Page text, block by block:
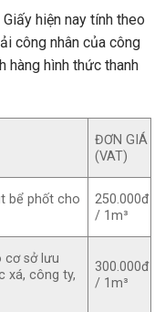
hiện nay tính theo
công nhân của công
hàng hình thức thanh
ĐƠN GIÁ
(VAT)
bể phốt cho
250.000đ
/ 1m³
cơ sở lưu
xá, công ty,
300.000đ
/ 1m³